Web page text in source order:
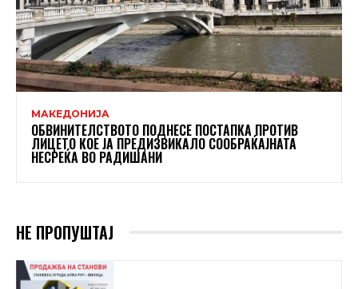
МАКЕДОНИЈА
ОБВИНИТЕЛСТВОТО ПОДНЕСЕ ПОСТАПКА ПРОТИВ
ЛИЦЕТО КОЕ ЈА ПРЕДИЗВИКАЛО СООБРАЌАЈНАТА
НЕСРЕЌА ВО РАДИШАНИ
НЕ ПРОПУШТАЈ